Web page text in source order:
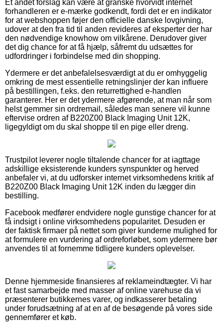
Et andet forslag kan være at granske hvorvidt internet
forhandleren er e-mærke godkendt, fordi det er en indikator
for at webshoppen føjer den officielle danske lovgivning,
udover at den fra tid til anden revideres af eksperter der har
den nødvendige knowhow om vilkårene. Derudover giver
det dig chance for at få hjælp, såfremt du udsættes for
udfordringer i forbindelse med din shopping.
Ydermere er det anbefalelsesværdigt at du er omhyggelig
omkring de mest essentielle retningslinjer der kan influere
på bestillingen, f.eks. den returrettighed e-handlen
garanterer. Her er det ydermere afgørende, at man når som
helst gemmer sin ordremail, således man senere vil kunne
eftervise ordren af B220Z00 Black Imaging Unit 12K,
ligegyldigt om du skal shoppe til en pige eller dreng.
Trustpilot leverer nogle tiltalende chancer for at iagttage
adskillige eksisterende kunders synspunkter og herved
anbefaler vi, at du udforsker internet virksomhedens kritik af
B220Z00 Black Imaging Unit 12K inden du lægger din
bestilling.
Facebook medfører endvidere nogle gunstige chancer for at
få indsigt i online virksomhedens popularitet. Desuden er
der faktisk firmaer på nettet som giver kunderne mulighed for
at formulere en vurdering af ordreforløbet, som ydermere bør
anvendes til at fornemme tidligere kunders oplevelser.
Denne hjemmeside finansieres af reklameindtægter. Vi har
et fast samarbejde med masser af online varehuse da vi
præsenterer butikkernes varer, og indkasserer betaling
under forudsætning af at en af de besøgende på vores side
gennemfører et køb.